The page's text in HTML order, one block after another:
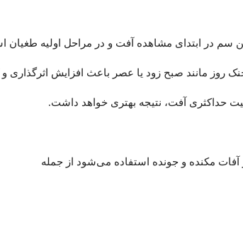
سم در ابتدای مشاهده آفت و در مراحل اولیه طغیان
روز مانند صبح زود یا عصر باعث افزایش
حداکثری آفت، نتیجه بهتری خواهد داشت.
مکنده و جونده استفاده می‌شود از جمله